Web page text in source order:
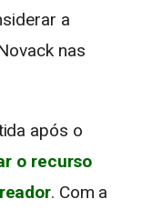
a
nas
após o
o recurso
. Com a